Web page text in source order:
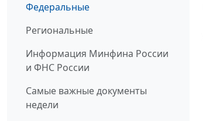
Федеральные
Региональные
Информация Минфина России
и ФНС России
Самые важные документы
недели